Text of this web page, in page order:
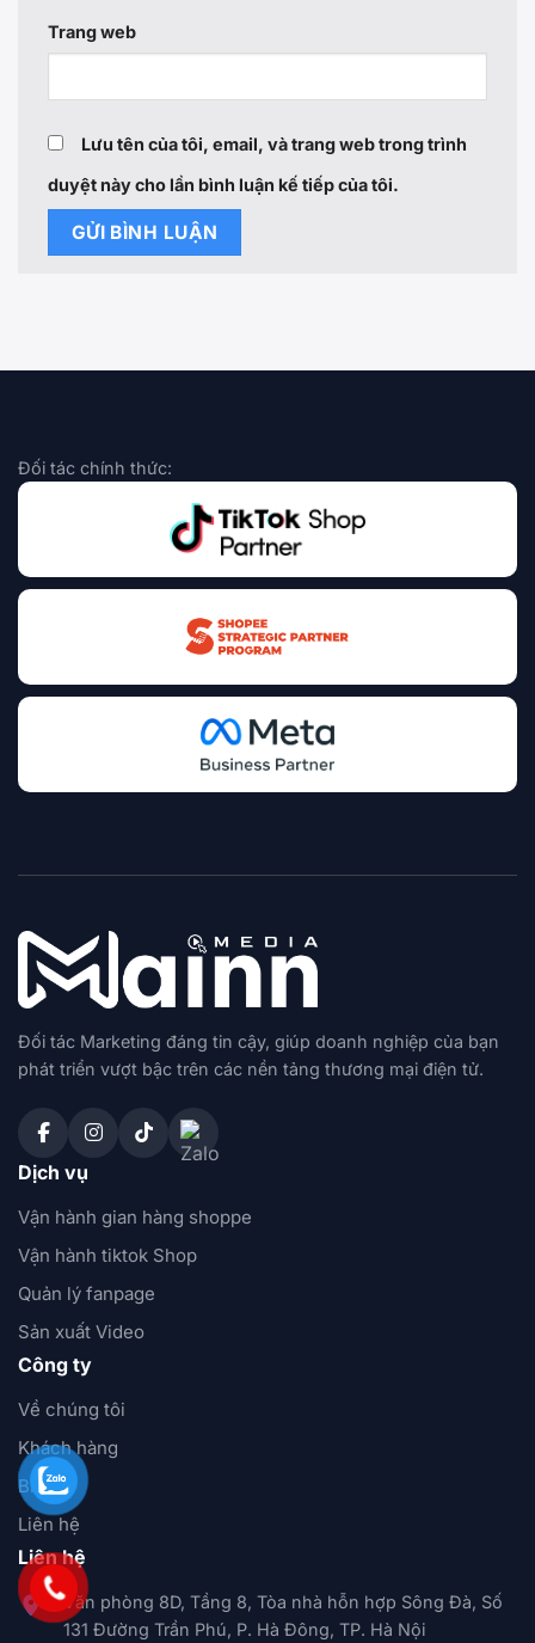
Trang web
Lưu tên của tôi, email, và trang web trong trình
duyệt này cho lần bình luận kế tiếp của tôi.
Đối tác chính thức:
Đối tác Marketing đáng tin cậy, giúp doanh nghiệp của bạn
phát triển vượt bậc trên các nền tảng thương mại điện tử.
Dịch vụ
Vận hành gian hàng shoppe
Vận hành tiktok Shop
Quản lý fanpage
Sản xuất Video
Công ty
Về chúng tôi
Khách hàng
Blog
Liên hệ
Liên hệ
Văn phòng 8D, Tầng 8, Tòa nhà hỗn hợp Sông Đà, Số
131 Đường Trần Phú, P. Hà Đông, TP. Hà Nội